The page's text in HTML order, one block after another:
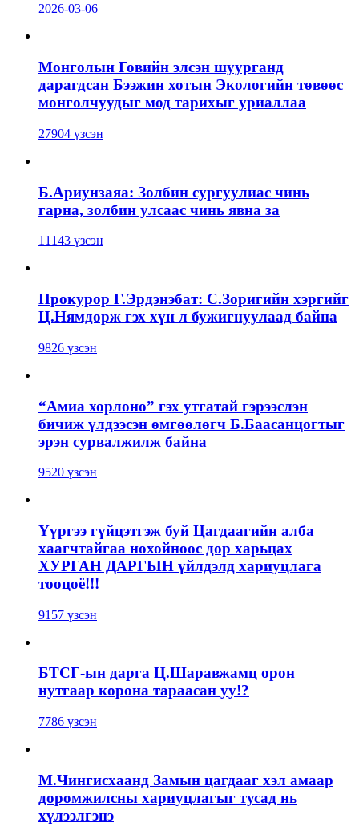
2026-03-06
Монголын Говийн элсэн шуурганд
дарагдсан Бээжин хотын Экологийн төвөөс
монголчуудыг мод тарихыг уриаллаа
27904 үзсэн
Б.Ариунзаяа: Золбин сургуулиас чинь
гарна, золбин улсаас чинь явна за
11143 үзсэн
Прокурор Г.Эрдэнэбат: С.Зоригийн хэргийг
Ц.Нямдорж гэх хүн л бужигнуулаад байна
9826 үзсэн
“Амиа хорлоно” гэх утгатай гэрээслэн
бичиж үлдээсэн өмгөөлөгч Б.Баасанцогтыг
эрэн сурвалжилж байна
9520 үзсэн
Үүргээ гүйцэтгэж буй Цагдаагийн алба
хаагчтайгаа нохойноос дор харьцах
ХУРГАН ДАРГЫН үйлдэлд хариуцлага
тооцоё!!!
9157 үзсэн
БТСГ-ын дарга Ц.Шаравжамц орон
нутгаар корона тараасан уу!?
7786 үзсэн
М.Чингисхаанд Замын цагдааг хэл амаар
доромжилсны хариуцлагыг тусад нь
хүлээлгэнэ